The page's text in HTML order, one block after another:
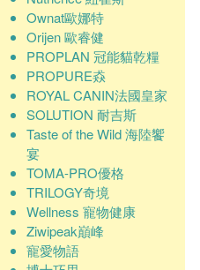
Ownat歐娜特
Orijen 歐睿健
PROPLAN 冠能貓乾糧
PROPURE猋
ROYAL CANIN法國皇家
SOLUTION 耐吉斯
Taste of the Wild 海陸饗
宴
TOMA-PRO優格
TRILOGY奇境
Wellness 寵物健康
Ziwipeak巔峰
寵愛物語